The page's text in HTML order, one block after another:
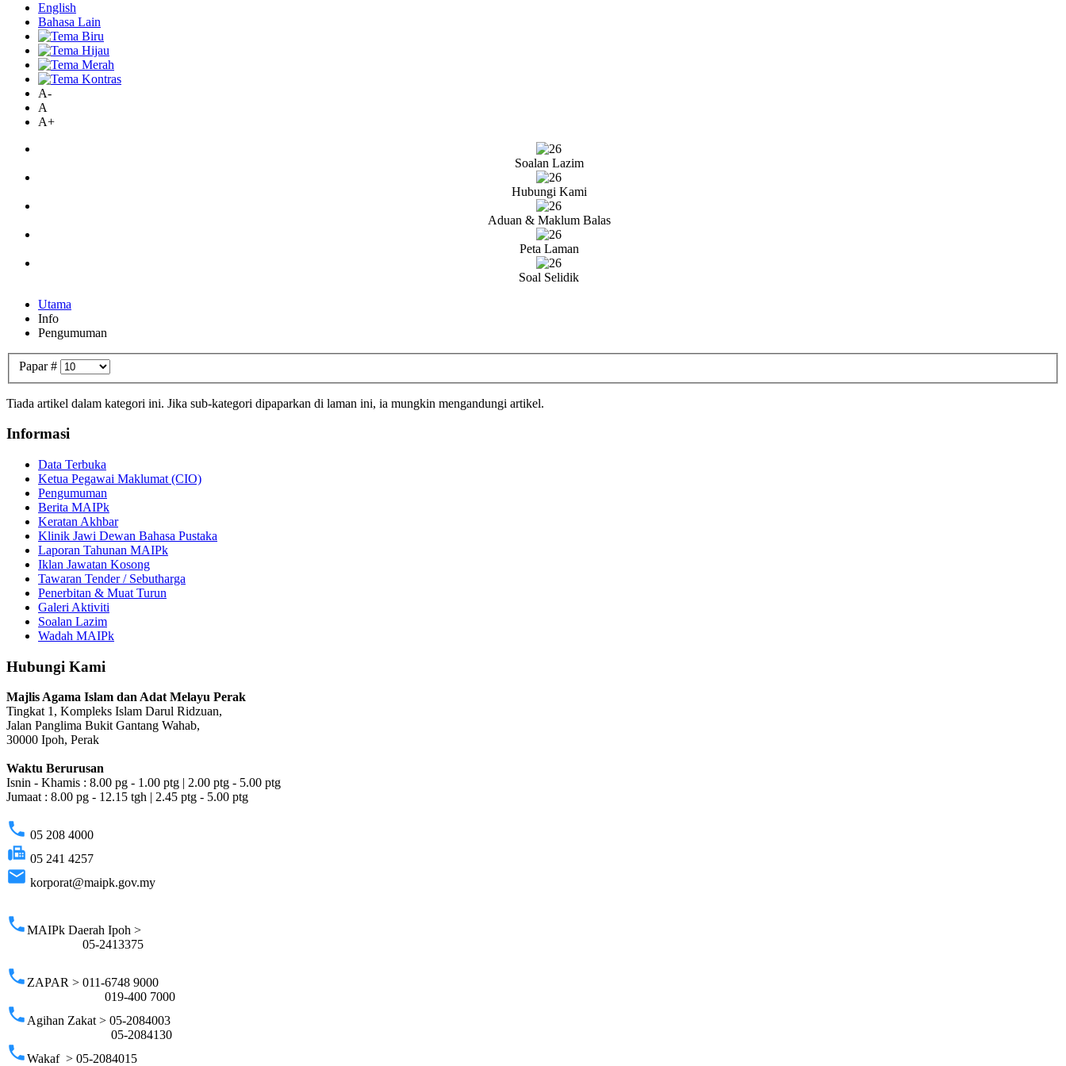
English
Bahasa Lain
A-
A
A+
Soalan Lazim
Hubungi Kami
Aduan & Maklum Balas
Peta Laman
Soal Selidik
Utama
Info
Pengumuman
Papar #
Tiada artikel dalam kategori ini. Jika sub-kategori dipaparkan di laman ini, ia mungkin mengandungi artikel.
Informasi
Data Terbuka
Ketua Pegawai Maklumat (CIO)
Pengumuman
Berita MAIPk
Keratan Akhbar
Klinik Jawi Dewan Bahasa Pustaka
Laporan Tahunan MAIPk
Iklan Jawatan Kosong
Tawaran Tender / Sebutharga
Penerbitan & Muat Turun
Galeri Aktiviti
Soalan Lazim
Wadah MAIPk
Hubungi Kami
Majlis Agama Islam dan Adat Melayu Perak
Tingkat 1, Kompleks Islam Darul Ridzuan,
Jalan Panglima Bukit Gantang Wahab,
30000 Ipoh, Perak
Waktu Berurusan
Isnin - Khamis : 8.00 pg - 1.00 ptg | 2.00 ptg - 5.00 ptg
Jumaat : 8.00 pg - 12.15 tgh | 2.45 ptg - 5.00 ptg
phone 05 208 4000
fax 05 241 4257
email korporat@maipk.gov.my
phoneMAIPk Daerah Ipoh >
05-2413375
phoneZAPAR > 011-6748 9000
019-400 7000
phoneAgihan Zakat > 05-2084003
05-2084130
phoneWakaf > 05-2084015